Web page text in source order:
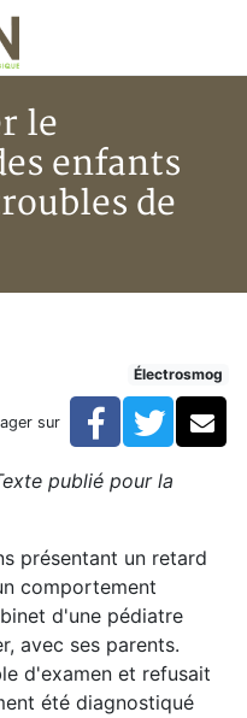
le
enfants
de
des enfants
le
Électrosmog
sur Facebook
publié pour la
présentant un retard
comportement
d'une pédiatre
avec ses parents.
d'examen et refusait
été diagnostiqué